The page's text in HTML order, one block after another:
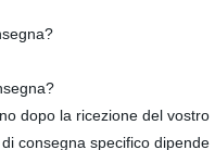
dopo la ricezione del vostro
consegna specifico dipende